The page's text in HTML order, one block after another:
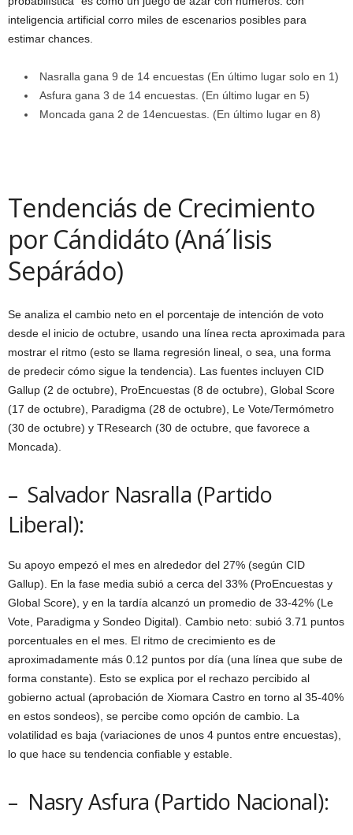
inteligencia artificial corro miles de escenarios posibles para
estimar chances.
Nasralla gana 9 de 14 encuestas (En último lugar solo en 1)
Asfura gana 3 de 14 encuestas. (En último lugar en 5)
Moncada gana 2 de 14encuestas. (En último lugar en 8)
Tendenciás de Crecimiento
por Cándidáto (Aná´lisis
Sepárádo)
Se analiza el cambio neto en el porcentaje de intención de voto
desde el inicio de octubre, usando una línea recta aproximada para
mostrar el ritmo (esto se llama regresión lineal, o sea, una forma
de predecir cómo sigue la tendencia). Las fuentes incluyen CID
Gallup (2 de octubre), ProEncuestas (8 de octubre), Global Score
(17 de octubre), Paradigma (28 de octubre), Le Vote/Termómetro
(30 de octubre) y TResearch (30 de octubre, que favorece a
Moncada).
– Salvador Nasralla (Partido
Liberal):
Su apoyo empezó el mes en alrededor del 27% (según CID
Gallup). En la fase media subió a cerca del 33% (ProEncuestas y
Global Score), y en la tardía alcanzó un promedio de 33-42% (Le
Vote, Paradigma y Sondeo Digital). Cambio neto: subió 3.71 puntos
porcentuales en el mes. El ritmo de crecimiento es de
aproximadamente más 0.12 puntos por día (una línea que sube de
forma constante). Esto se explica por el rechazo percibido al
gobierno actual (aprobación de Xiomara Castro en torno al 35-40%
en estos sondeos), se percibe como opción de cambio. La
volatilidad es baja (variaciones de unos 4 puntos entre encuestas),
lo que hace su tendencia confiable y estable.
– Nasry Asfura (Partido Nacional):